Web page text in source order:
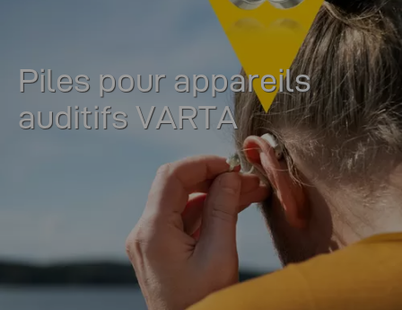
Piles pour appareils
auditifs VARTA